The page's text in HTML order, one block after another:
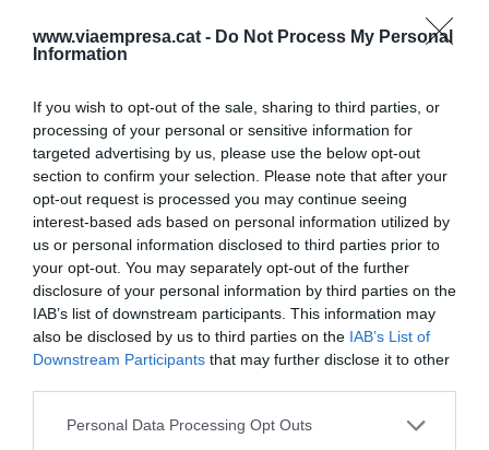
www.viaempresa.cat - Do Not Process My Personal
Information
If you wish to opt-out of the sale, sharing to third parties, or
processing of your personal or sensitive information for
targeted advertising by us, please use the below opt-out
section to confirm your selection. Please note that after your
opt-out request is processed you may continue seeing
interest-based ads based on personal information utilized by
us or personal information disclosed to third parties prior to
your opt-out. You may separately opt-out of the further
disclosure of your personal information by third parties on the
IAB’s list of downstream participants. This information may
also be disclosed by us to third parties on the IAB’s List of
Downstream Participants that may further disclose it to other
Personal Data Processing Opt Outs
de forta demanda i garantint millors condicions
de finançament amb una línia anual de 500
Distribució territorial de l’adquisició de 743 habitatges
A més, el pla incorpora ajuts directes a la